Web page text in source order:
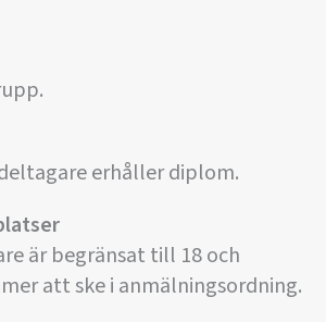
erhåller diplom.
är begränsat till 18 och
att ske i anmälningsordning.